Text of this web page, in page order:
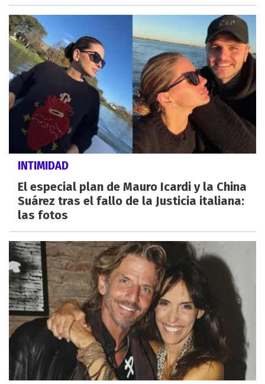
INTIMIDAD
El especial plan de Mauro Icardi y la China
Suárez tras el fallo de la Justicia italiana:
las fotos